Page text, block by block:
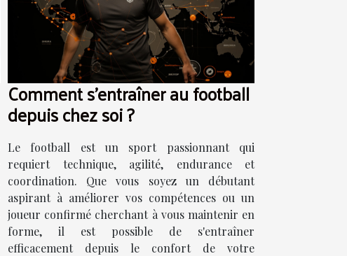
Comment s'entraîner au football
depuis chez soi ?
Le football est un sport passionnant qui
requiert technique, agilité, endurance et
coordination. Que vous soyez un débutant
aspirant à améliorer vos compétences ou un
joueur confirmé cherchant à vous maintenir en
forme, il est possible de s'entraîner
efficacement depuis le confort de votre